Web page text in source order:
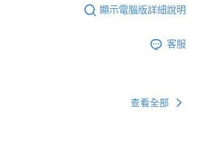
顯示電腦版詳細說明
客服
查看全部